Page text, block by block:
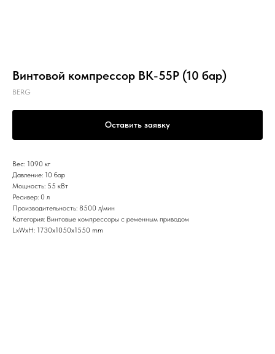
Винтовой компрессор ВК-55Р (10 бар)
BERG
Оставить заявку
Вес: 1090 кг
Давление: 10 бар
Мощность: 55 кВт
Ресивер: 0 л
Производительность: 8500 л/мин
Категория: Винтовые компрессоры с ременным приводом
LxWxH: 1730x1050x1550 mm